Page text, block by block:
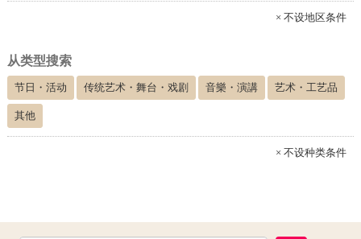
× 不设地区条件
从类型搜索
节日・活动 传统艺术・舞台・戏剧 音樂・演講 艺术・工艺品
其他
× 不设种类条件